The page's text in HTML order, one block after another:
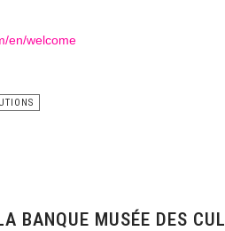
en/welcome
BANQUE MUSÉE DES